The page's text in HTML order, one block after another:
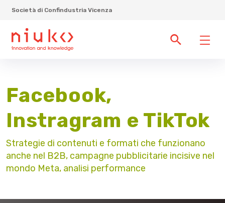
Società di Confindustria Vicenza
Facebook,
Instragram e TikTok
Strategie di contenuti e formati che funzionano
anche nel B2B, campagne pubblicitarie incisive nel
mondo Meta, analisi performance